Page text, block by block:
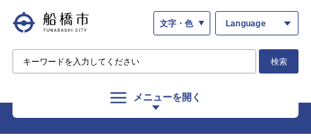
文字・色 Language
検索
メニューを開く